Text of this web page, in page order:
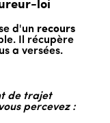
loi
d'un recours
Il récupère
a versées.
de trajet
percevez :